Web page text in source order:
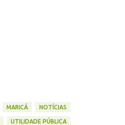
MARICÁ NOTÍCIAS
UTILIDADE PÚBLICA